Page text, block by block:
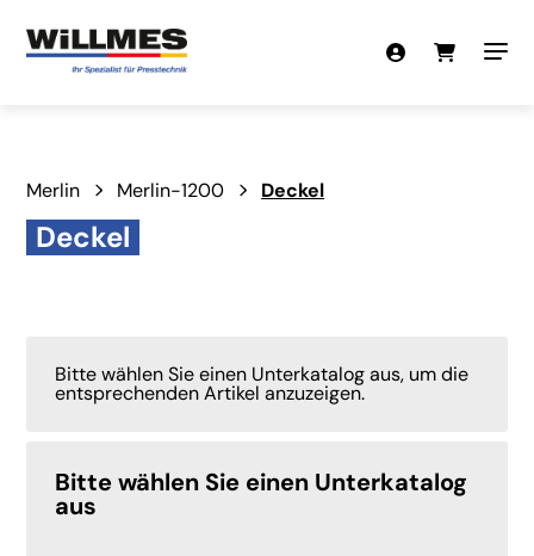
Merlin Merlin-1200 Deckel
Deckel
Bitte wählen Sie einen Unterkatalog aus, um die
entsprechenden Artikel anzuzeigen.
Bitte wählen Sie einen Unterkatalog
aus